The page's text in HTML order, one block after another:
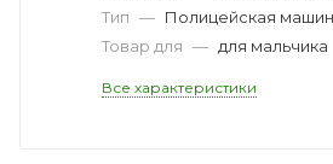
Тип — Полицейская
Товар для — для мальчика
Все характеристики